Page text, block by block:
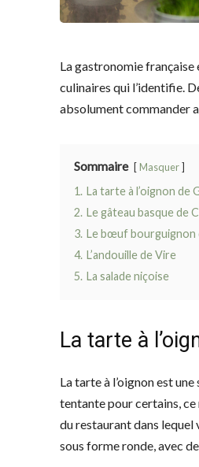
La gastronomie française
culinaires qui l’identifie.
absolument commander
Sommaire Masquer
1. La tarte à l’oignon de
2. Le gâteau basque de
3. Le bœuf bourguignon
4. L’andouille de Vire
5. La salade niçoise
La tarte à
La tarte à l’oignon est
tentante pour certains,
du restaurant dans lequel
sous forme ronde, avec